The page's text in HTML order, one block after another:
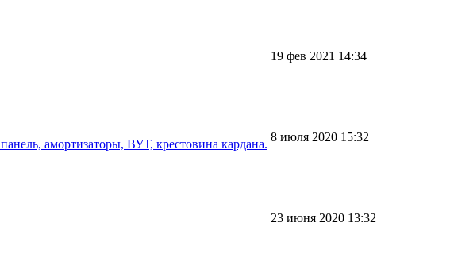
19 фев 2021 14:34
амортизаторы, ВУТ, крестовина кардана.
8 июля 2020 15:32
23 июня 2020 13:32